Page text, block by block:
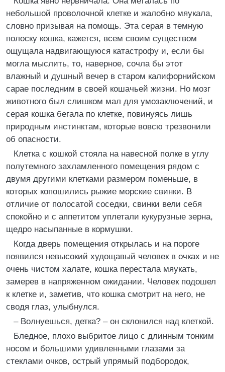
небольшой проволочной клетке и жалобно мяукала,
словно призывая на помощь. Эта серая в темную
полоску кошка, кажется, всем своим существом
ощущала надвигающуюся катастрофу и, если бы
могла мыслить, то, наверное, сочла бы этот
влажный и душный вечер в старом калифорнийском
сарае последним в своей кошачьей жизни. Но мозг
животного был слишком мал для умозаключений, и
серая кошка бегала по клетке, повинуясь лишь
природным инстинктам, которые вовсю трезвонили
об опасности.
Клетка с кошкой стояла на навесной полке в углу
полутемного захламленного помещения рядом с
двумя другими клетками размером поменьше, в
которых копошились рыжие морские свинки. В
отличие от полосатой соседки, свинки вели себя
спокойно и с аппетитом уплетали кукурузные зерна,
щедро насыпанные в кормушки.
Когда дверь помещения открылась и на пороге
появился невысокий худощавый человек в очках и не
очень чистом халате, кошка перестала мяукать,
замерев в напряженном ожидании. Человек подошел
к клетке и, заметив, что кошка смотрит на него, не
сводя глаз, улыбнулся.
– Волнуешься, детка? – он склонился над клеткой.
Бледное, плохо выбритое лицо с длинным тонким
носом и большими удивленными глазами за
стеклами очков, острый упрямый подбородок,